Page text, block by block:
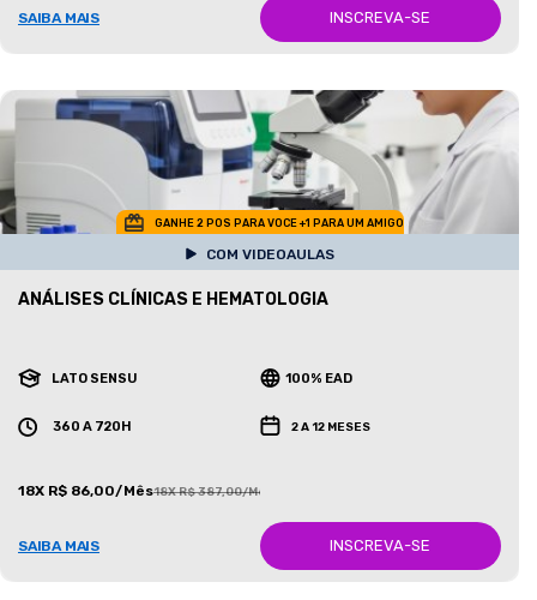
SAIBA MAIS INSCREVA-SE
GANHE 2 POS PARA VOCE +1 PARA UM AMIGO
COM VIDEOAULAS
ANÁLISES CLÍNICAS E HEMATOLOGIA
LATO SENSU 100% EAD
360 A 720H 2 A 12 MESES
18X R$ 86,00/Mês18X R$ 387,00/Mês
SAIBA MAIS INSCREVA-SE